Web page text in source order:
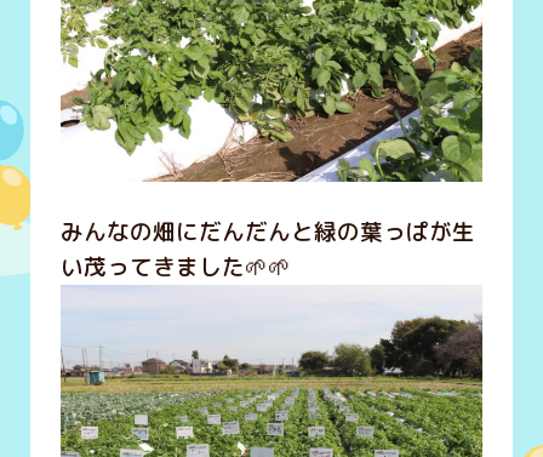
みんなの畑にだんだんと緑の葉っぱが生
い茂ってきました🌱🌱